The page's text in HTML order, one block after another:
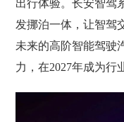
出行体验。长安智驾
发挪泊一体，让智驾
未来的高阶智能驾驶
力，在2027年成为行